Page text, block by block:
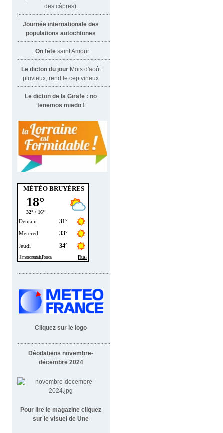
des câpres).
l~~~~~~~~~~~~~~~~~~~~~~~~~~~
Journée internationale des
populations autochtones
~~~~~~~~~~~~~~~~~~~~~~~~~~~
On fêtesaint Amour
~~~~~~~~~~~~~~~~~~~~~~~~~~~~~~
Le dicton du jour Mois d'août
pluvieux, rend le cep vineux
~~~~~~~~~~~~~~~~~~~~~~~~~~~~~~~
Le dicton de la Girafe : no
tenemos miedo !
MÉTÉO BRUYÈRES
~~~~~~~~~~~~~~~~~~~~~~~~~~~~
Cliquez sur le logo
~~~~~~~~~~~~~~~~~~~~~~~~~~~~~~~~~~~~
Déodatiens novembre-
décembre 2024
Pour lire le magazine cliquez
sur le visuel de Une